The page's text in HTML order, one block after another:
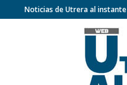
Noticias de Utrera al instante